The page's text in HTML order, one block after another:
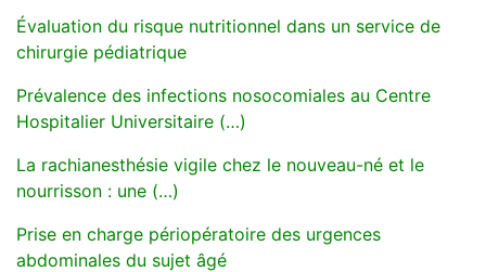
Évaluation du risque nutritionnel dans un service de
chirurgie pédiatrique
Prévalence des infections nosocomiales au Centre
Hospitalier Universitaire (…)
La rachianesthésie vigile chez le nouveau-né et le
nourrisson : une (…)
Prise en charge périopératoire des urgences
abdominales du sujet âgé